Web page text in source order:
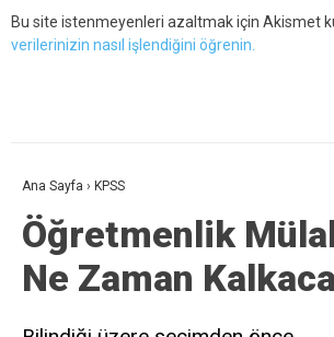
Bu site istenmeyenleri azaltmak için Akismet
verilerinizin nasıl işlendiğini öğrenin.
Ana Sayfa › KPSS
Öğretmenlik
Ne Zaman